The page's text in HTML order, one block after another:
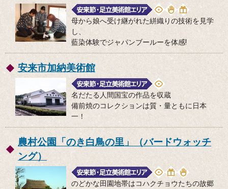
母から娘へ受け継がれた絣織りの技術を見学
し、
藍染体験でジャパンブールーを体感!
安来市加納美術館
名だたる人間国宝の作品を収蔵
備前焼のコレクションは質・量ともに日本
一！
農村公園「のき白鳥の里」（バードウォッチ
ング）
のどかな田園地帯はコハクチョウたちの故郷